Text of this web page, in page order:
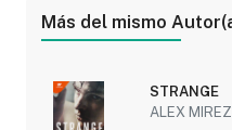
Más del mismo
STRANGE
ALEX MIREZ